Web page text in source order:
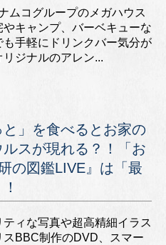
ムコグループのメガハウス
やキャンプ、バーベキューな
も手軽にドリンクバー気分が
ジナルのアレン...
」を食べるとお家の
スが現れる？！「お
の図鑑LIVE』は「最
ティな写真や超高精細イラス
スBBC制作のDVD、スマー